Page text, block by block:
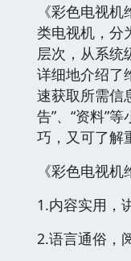
《彩色电视
类电视机，分
层次，从系统
详细地介绍了
速获取所需信
告”、“资料”
巧，又可了解
《彩色电视
1.内容实用，
2.语言通俗，